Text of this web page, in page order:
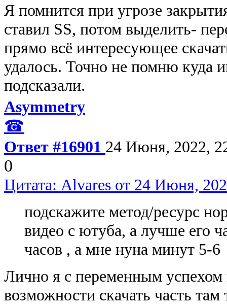
Я помнится при угрозе
ставил SS, потом выделить-
прямо всё интересующее
удалось. Точно не помню куда
подсказали.
Asymmetry
☎
Ответ #16901 24 Июня, 2022,
0
Цитата: Alvares от 24 Июня,
подскажите метод/ресурс
видео с ютуба, а лучше его
часов , а мне нуна минут 5-6
Лично я с переменным
возможности скачать часть